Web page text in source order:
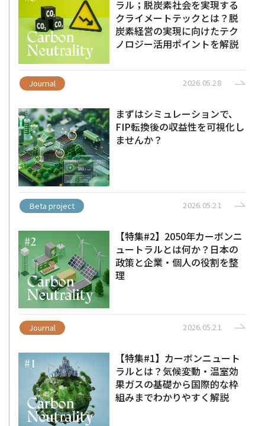
ラル；脱炭素社会を実現する
クライメートテックとは？脱
炭素経営の実現に向けたテク
ノロジー活用ポイントを解説
Journal 2026.05.28
まずはシミュレーションで、
FIP転換後の収益性を可視化し
ませんか？
Beta project 2026.05.21
【特集#2】2050年カーボンニ
ュートラルとは何か？日本の
政策と企業・個人の役割を整
理
Journal 2026.05.21
【特集#1】カーボンニュート
ラルとは？気候変動・温室効
果ガスの基礎から国際的な枠
組みまでわかりやすく解説